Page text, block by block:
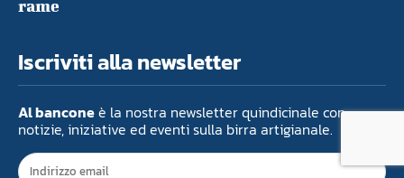
rame
Iscriviti alla newsletter
Al banconeè la nostra newsletter quindicinale con
notizie, iniziative ed eventi sulla birra artigianale.